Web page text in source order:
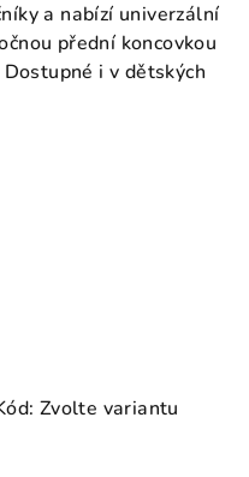
a nabízí univerzální
přední koncovkou
i v dětských
Zvolte variantu